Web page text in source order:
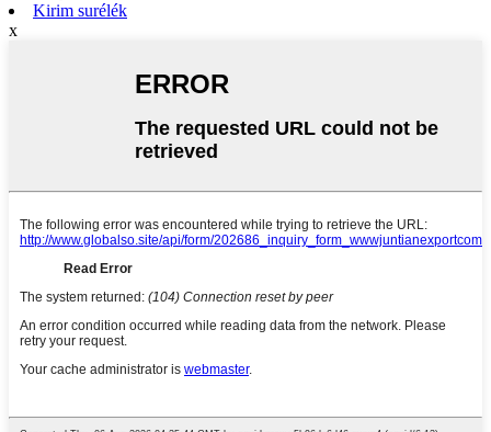
Kirim surélék
x